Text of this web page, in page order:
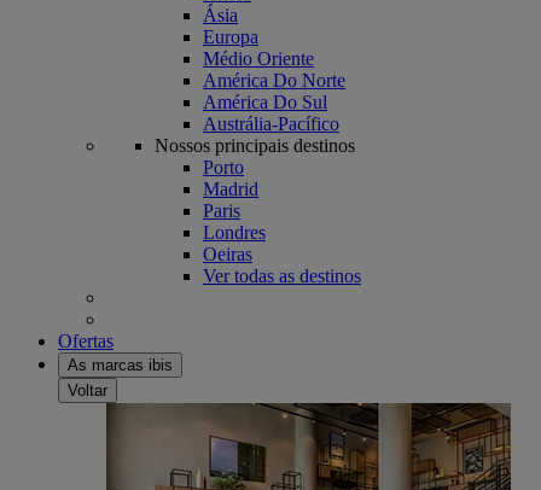
Ásia
Europa
Médio Oriente
América Do Norte
América Do Sul
Austrália-Pacífico
Nossos principais destinos
Porto
Madrid
Paris
Londres
Oeiras
Ver todas as destinos
Ofertas
As marcas ibis
Voltar